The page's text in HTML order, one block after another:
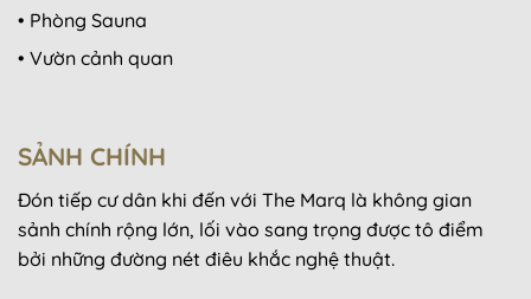
• Phòng Sauna
• Vườn cảnh quan
SẢNH CHÍNH
Đón tiếp cư dân khi đến với The Marq là không gian
sảnh chính rộng lớn, lối vào sang trọng được tô điểm
bởi những đường nét điêu khắc nghệ thuật.